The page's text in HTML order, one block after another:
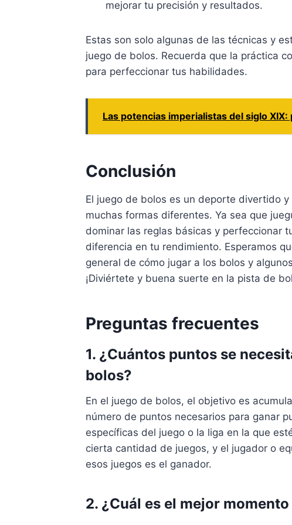
mejorar tu precisión y resultados.
Estas son solo algunas de las técnicas y
juego de bolos. Recuerda que la práctica
para perfeccionar tus habilidades.
Las potencias imperialistas del siglo
Conclusión
El juego de bolos es un deporte divertido
muchas formas diferentes. Ya sea que
dominar las reglas básicas y perfeccionar
diferencia en tu rendimiento. Esperamos
general de cómo jugar a los bolos y
¡Diviértete y buena suerte en la pista de
Preguntas frecuentes
1. ¿Cuántos puntos se
bolos?
En el juego de bolos, el objetivo es
número de puntos necesarios para ganar
específicas del juego o la liga en la que
cierta cantidad de juegos, y el jugador o
esos juegos es el ganador.
2. ¿Cuál es el mejor